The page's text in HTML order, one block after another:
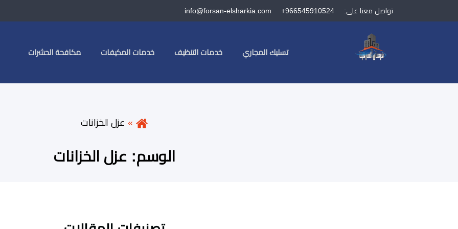
تواصل معنا على: +966545910524
info@forsan-elsharkia.com
تسليك المجاري خدمات التنظيف خدمات المكيفات مكافحة الحشرات
عزل الخزانات
الوسم: عزل الخزانات